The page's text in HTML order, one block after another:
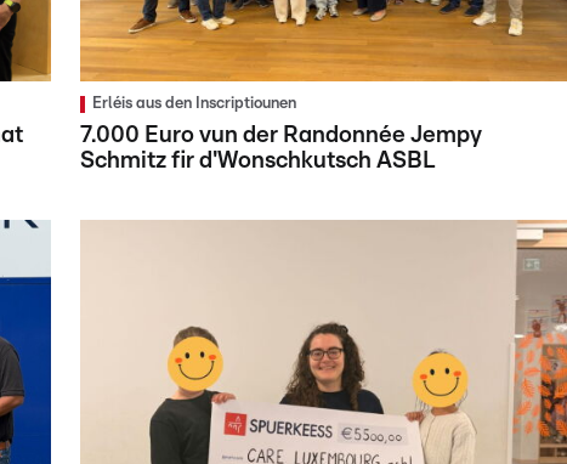
Erléis aus den Inscriptiounen
7.000 Euro vun der Randonnée Jempy
Schmitz fir d'Wonschkutsch ASBL